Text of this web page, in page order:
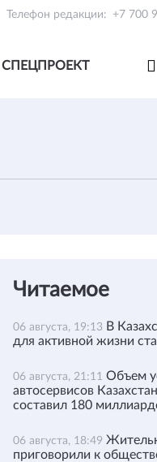
Телефон редакции: +7 700
СПЕЦПРОЕКТ
Читаемое
06 августа, 19:13 В
для активной жизни
06 августа, 21:11 Объем
автосервисов
составил 180
06 августа, 18:49
приговорили к